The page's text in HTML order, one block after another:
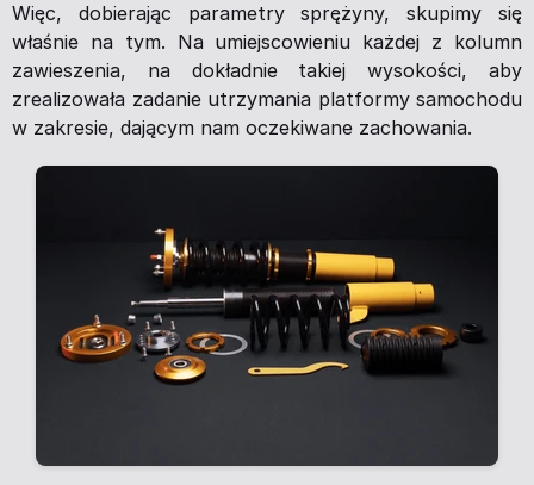
Więc, dobierając parametry sprężyny, skupimy się
właśnie na tym. Na umiejscowieniu każdej z kolumn
zawieszenia, na dokładnie takiej wysokości, aby
zrealizowała zadanie utrzymania platformy samochodu
w zakresie, dającym nam oczekiwane zachowania.